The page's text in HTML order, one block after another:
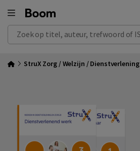
Zoek op titel, auteur, trefwoord of ISBN
StruX Zorg / Welzijn / Dienstverlening